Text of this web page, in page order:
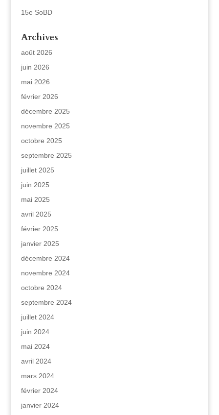
15e SoBD
Archives
août 2026
juin 2026
mai 2026
février 2026
décembre 2025
novembre 2025
octobre 2025
septembre 2025
juillet 2025
juin 2025
mai 2025
avril 2025
février 2025
janvier 2025
décembre 2024
novembre 2024
octobre 2024
septembre 2024
juillet 2024
juin 2024
mai 2024
avril 2024
mars 2024
février 2024
janvier 2024